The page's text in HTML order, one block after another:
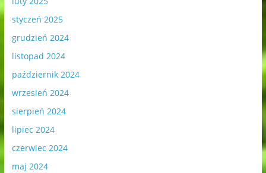
styczeń 2025
grudzień 2024
listopad 2024
październik 2024
wrzesień 2024
sierpień 2024
lipiec 2024
czerwiec 2024
maj 2024